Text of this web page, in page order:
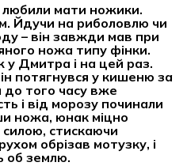
любили мати ножики.
Йдучи на риболовлю чи
– він завжди мав при
ножа типу фінки.
у Дмитра і на цей раз.
потягнувся у кишеню за
до того часу вже
і від морозу починали
ножа, юнак міцно
силою, стискаючи
обрізав мотузку, і
об землю.